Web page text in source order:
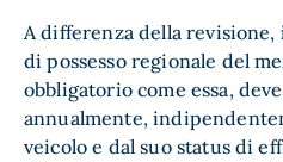
A differenza della revisione,
di possesso regionale del
obbligatorio come essa,
annualmente,
veicolo e dal suo status di